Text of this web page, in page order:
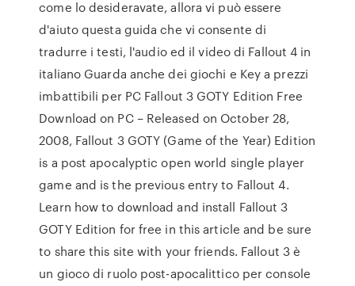
come lo desideravate, allora vi può essere
d'aiuto questa guida che vi consente di
tradurre i testi, l'audio ed il video di Fallout 4 in
italiano Guarda anche dei giochi e Key a prezzi
imbattibili per PC Fallout 3 GOTY Edition Free
Download on PC – Released on October 28,
2008, Fallout 3 GOTY (Game of the Year) Edition
is a post apocalyptic open world single player
game and is the previous entry to Fallout 4.
Learn how to download and install Fallout 3
GOTY Edition for free in this article and be sure
to share this site with your friends. Fallout 3 è
un gioco di ruolo post-apocalittico per console